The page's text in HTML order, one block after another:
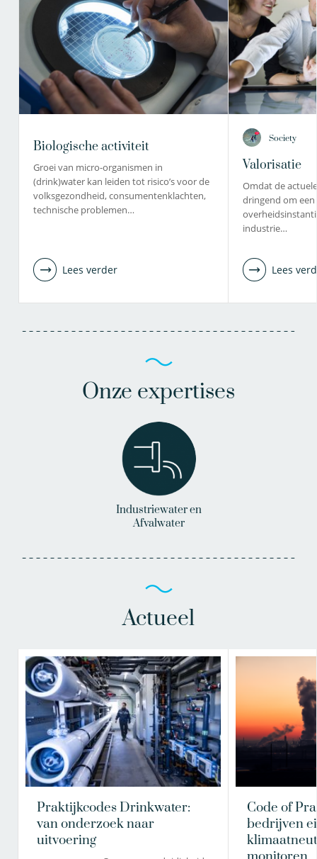
Biologische activiteit
Groei van micro-organismen in
(drink)water kan leiden tot risico’s voor de
volksgezondheid, consumentenklachten,
technische problemen…
Lees verder
Society
Valorisatie
Omdat de
dringend om
industrie…
Lees
Onze expertises
Industriewater en
Afvalwater
Actueel
Praktijkcodes Drinkwater:
van onderzoek naar
uitvoering
Code of
bedrijven